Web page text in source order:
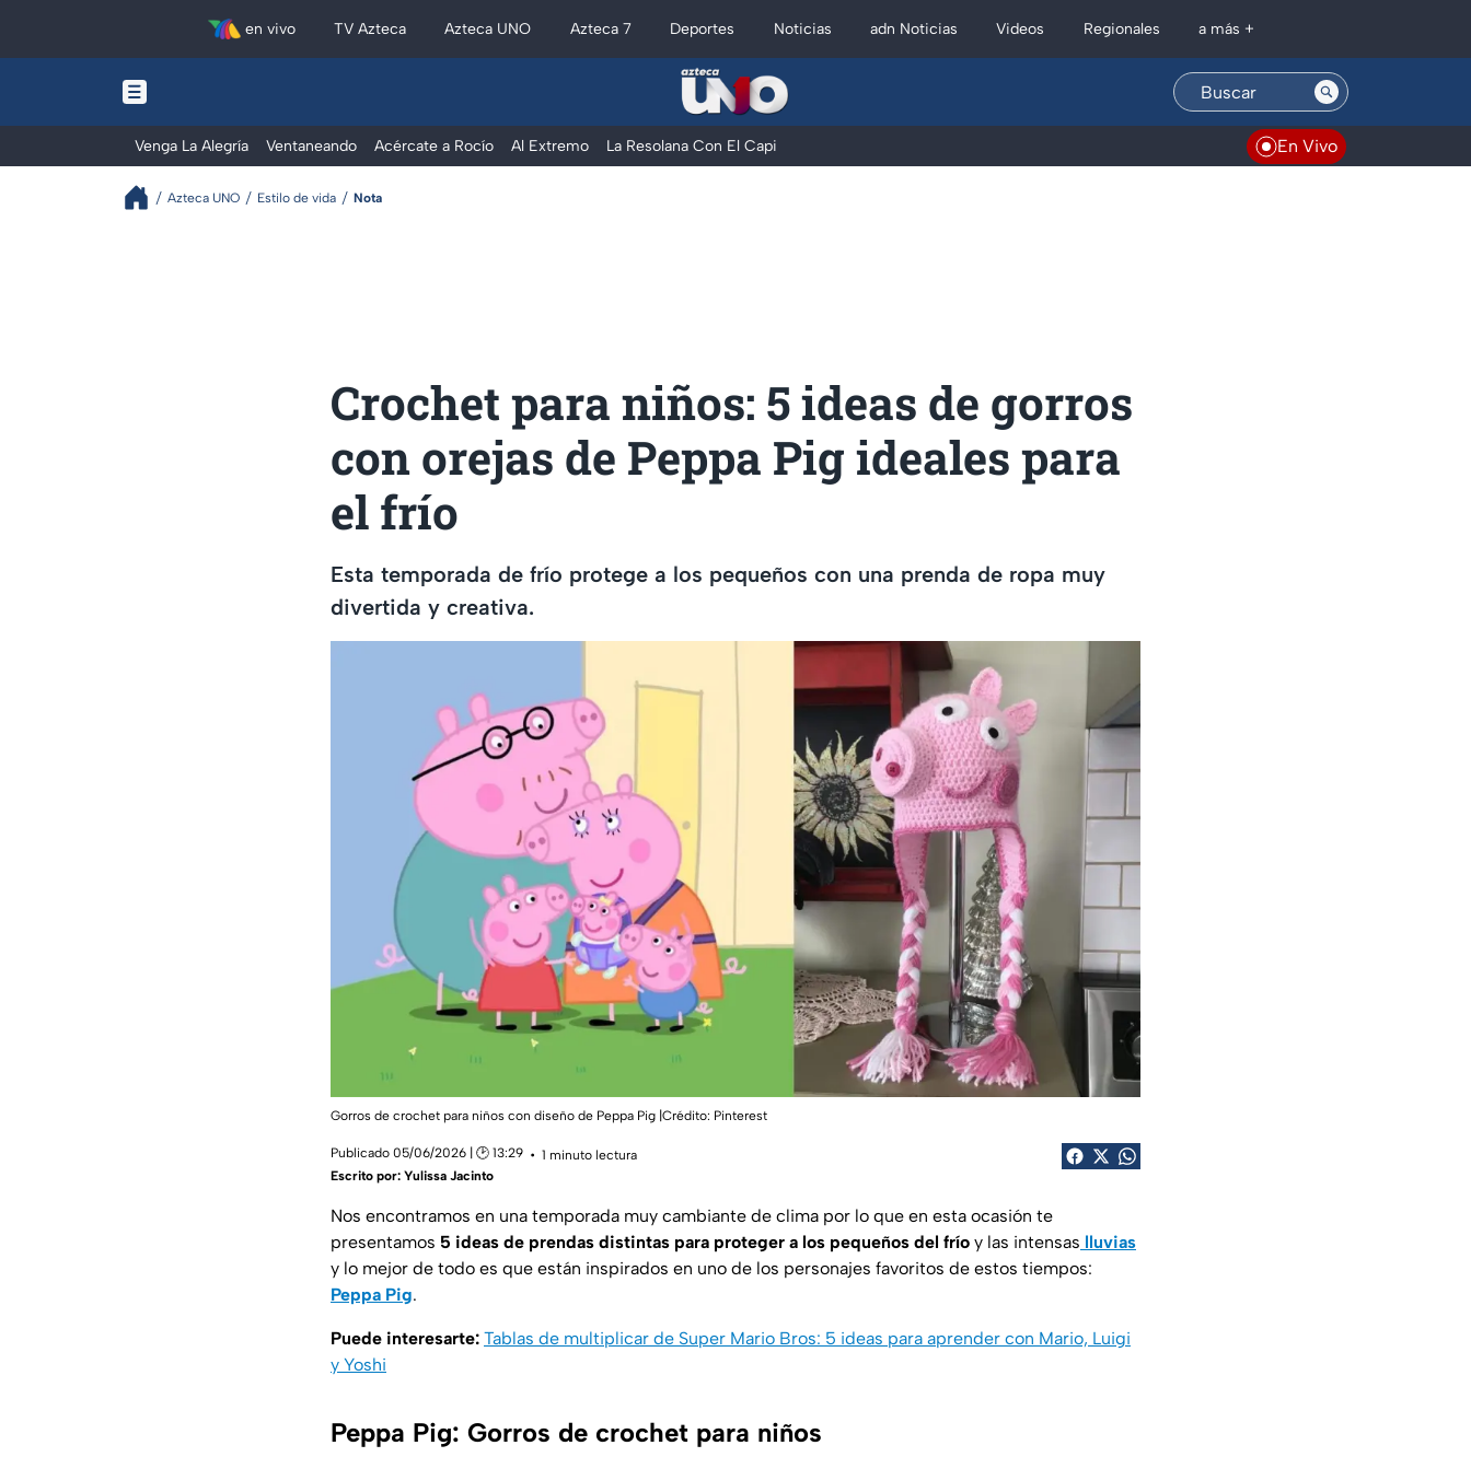
en vivo TV Azteca Azteca UNO Azteca 7 Deportes Noticias adn Noticias Videos Regionales a más +
Venga La Alegría Ventaneando Acércate a Rocío Al Extremo La Resolana Con El Capi En Vivo
Azteca UNO Estilo de vida Nota
Crochet para niños: 5 ideas de gorros
con orejas de Peppa Pig ideales para
el frío
Esta temporada de frío protege a los pequeños con una prenda de ropa muy
divertida y creativa.
Gorros de crochet para niños con diseño de Peppa Pig |Crédito: Pinterest
Publicado 05/06/2026 | 🕑 13:29
1 minuto lectura
Escrito por: Yulissa Jacinto
Nos encontramos en una temporada muy cambiante de clima por lo que en esta ocasión te
presentamos 5 ideas de prendas distintas para proteger a los pequeños del frío y las intensas lluvias
y lo mejor de todo es que están inspirados en uno de los personajes favoritos de estos tiempos:
Peppa Pig.
Puede interesarte: Tablas de multiplicar de Super Mario Bros: 5 ideas para aprender con Mario, Luigi
y Yoshi
Peppa Pig: Gorros de crochet para niños